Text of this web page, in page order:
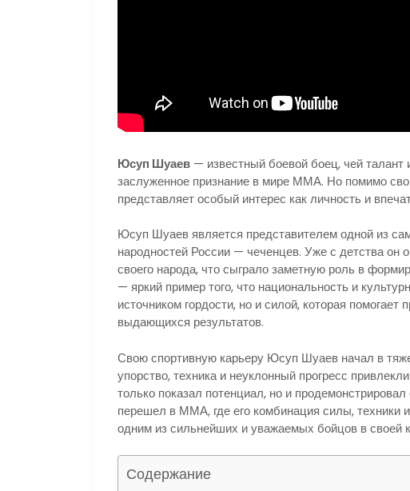
Юсуп Шуаев — известный боевой боец, чей
заслуженное признание в мире ММА. Но помимо
представляет особый интерес как личность и
Юсуп Шуаев является представителем одной из
народностей России — чеченцев. Уже с детства он
своего народа, что сыграло заметную роль в
— яркий пример того, что национальность и
источником гордости, но и силой, которая помогает
выдающихся результатов.
Свою спортивную карьеру Юсуп Шуаев начал в
упорство, техника и неуклонный прогресс
только показал потенциал, но и
перешел в ММА, где его комбинация силы, техники
одним из сильнейших и уважаемых бойцов в своей
Содержание